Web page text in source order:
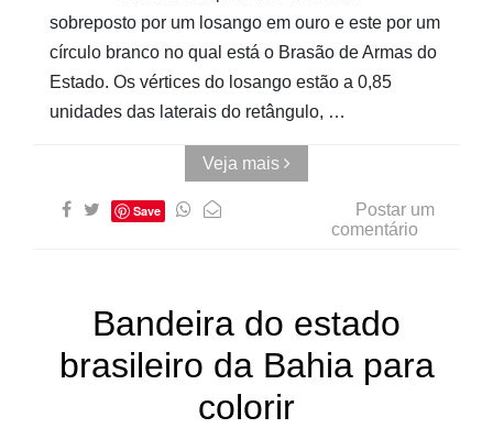
sobreposto por um losango em ouro e este por um
círculo branco no qual está o Brasão de Armas do
Estado. Os vértices do losango estão a 0,85
unidades das laterais do retângulo, …
Veja mais
Save
Postar um
comentário
Bandeira do estado
brasileiro da Bahia para
colorir